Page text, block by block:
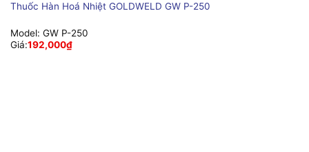
Thuốc Hàn Hoá Nhiệt GOLDWELD GW P-250
Model: GW P-250
Giá:192,000₫